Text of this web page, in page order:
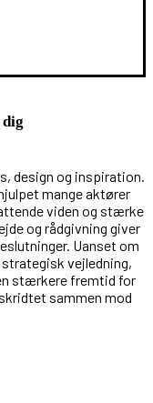
design og inspiration.
mange aktører
viden og stærke
og rådgivning giver
Uanset om
vejledning,
stærkere fremtid for
sammen mod